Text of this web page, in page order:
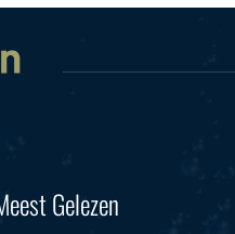
Gelezen